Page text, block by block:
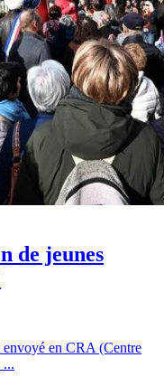
de jeunes
en CRA (Centre
...